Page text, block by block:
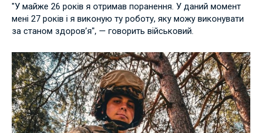
"У майже 26 років я отримав поранення. У даний момент
мені 27 років і я виконую ту роботу, яку можу виконувати
за станом здоров’я", — говорить військовий.